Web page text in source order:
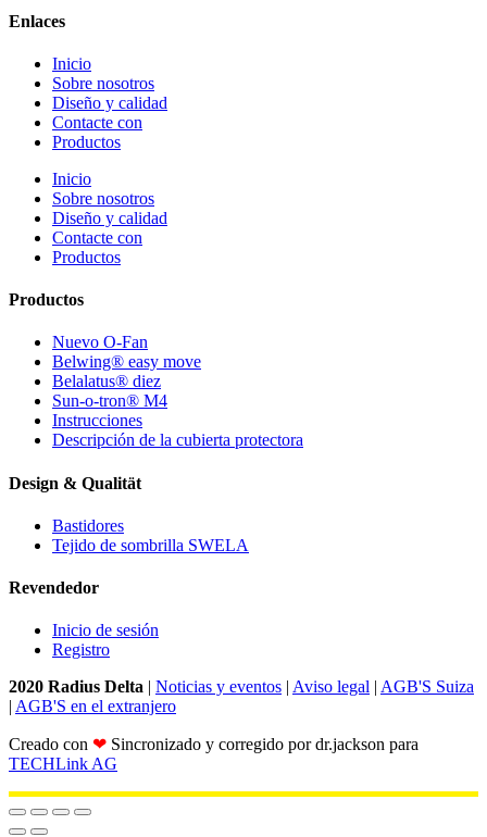
Enlaces
Inicio
Sobre nosotros
Diseño y calidad
Contacte con
Productos
Inicio
Sobre nosotros
Diseño y calidad
Contacte con
Productos
Productos
Nuevo O-Fan
Belwing® easy move
Belalatus® diez
Sun-o-tron® M4
Instrucciones
Descripción de la cubierta protectora
Design & Qualität
Bastidores
Tejido de sombrilla SWELA
Revendedor
Inicio de sesión
Registro
2020 Radius Delta
Noticias y eventos Aviso legal AGB'S Suiza
AGB'S en el extranjero
Creado con ❤ Sincronizado y corregido por dr.jackson para
TECHLink AG